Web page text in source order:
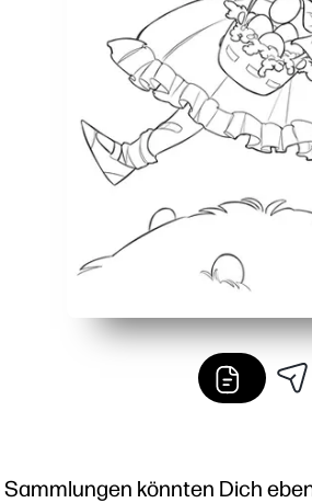
Sammlungen könnten Dich